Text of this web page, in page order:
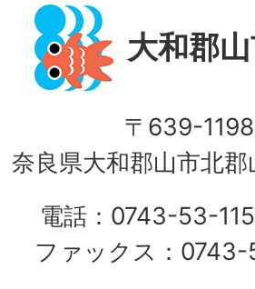
大和郡
〒639-1198
奈良県大和郡山市北
電話：0743-53-
ファックス：